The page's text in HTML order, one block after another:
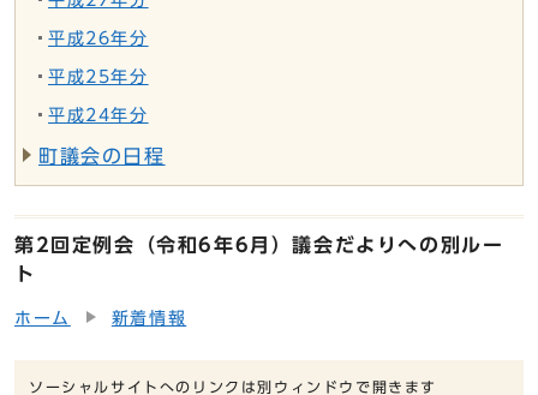
平成26年分
平成25年分
平成24年分
町議会の日程
第2回定例会（令和6年6月）議会だよりへの別ルー
ト
ホーム 新着情報
ソーシャルサイトへのリンクは別ウィンドウで開きます